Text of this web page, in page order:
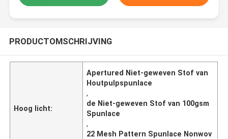
PRODUCTOMSCHRIJVING
Hoog licht:
Apertured Niet-geweven Stof van
Houtpulpspunlace
,
de Niet-geweven Stof van 100gsm
Spunlace
,
22 Mesh Pattern Spunlace Nonwov